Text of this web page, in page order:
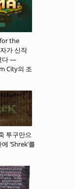
the
가 신작
다 —
City의 조
투구만으
‘Shrek’를